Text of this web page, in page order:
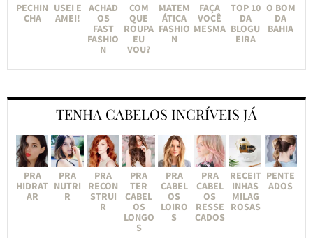
PECHIN
CHA
USEI E
AMEI!
ACHAD
OS
FAST
FASHIO
N
COM
QUE
ROUPA
EU
VOU?
MATEM
ÁTICA
FASHIO
N
FAÇA
VOCÊ
MESMA
TOP 10
DA
BLOGU
EIRA
O BOM
DA
BAHIA
TENHA CABELOS INCRÍVEIS JÁ
PRA
HIDRAT
AR
PRA
NUTRI
R
PRA
RECON
STRUI
R
PRA
TER
CABEL
OS
LONGO
S
PRA
CABEL
OS
LOIRO
S
PRA
CABEL
OS
RESSE
CADOS
RECEIT
INHAS
MILAG
ROSAS
PENTE
ADOS